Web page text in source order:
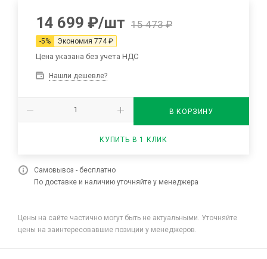
14 699 ₽/шт 15 473₽
-5% Экономия 774₽
Цена указана без учета НДС
Нашли дешевле?
В КОРЗИНУ
КУПИТЬ В 1 КЛИК
Самовывоз - бесплатно
По доставке и наличию уточняйте у менеджера
Цены на сайте частично могут быть не актуальными. Уточняйте
цены на заинтересовавшие позиции у менеджеров.